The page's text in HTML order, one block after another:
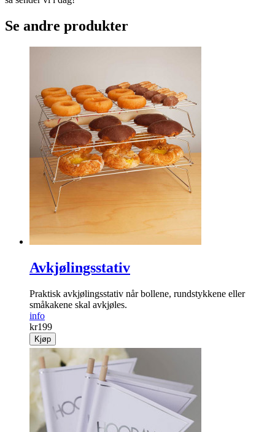
Få orden og spar plass! Stable skoene oppå hverandre uten at den
underste blir skitten. Pakke med fem stk.
Varekode:4854
10+ på lager
Bestill før 11:00
så sender vi i dag!
Se andre produkter